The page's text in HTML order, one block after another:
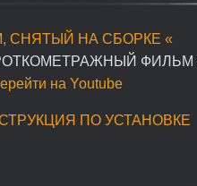
СНЯТЫЙ НА СБОРКЕ «
ФИЛЬМ
на Youtube
ПО УСТАНОВКЕ